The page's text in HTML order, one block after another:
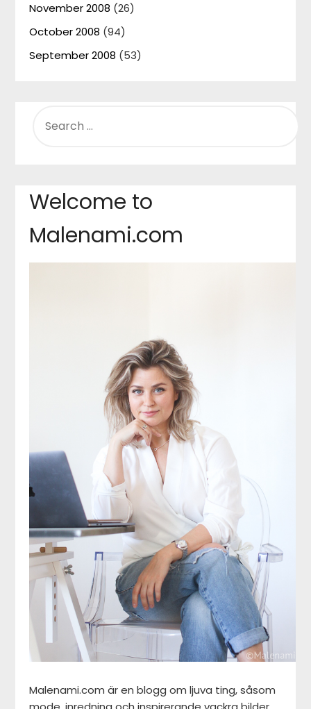
November 2008 (26)
October 2008 (94)
September 2008 (53)
FOR:
Welcome to
Malenami.com
Malenami.com är en blogg om ljuva ting, såsom